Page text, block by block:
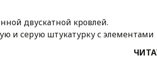
двускатной кровлей.
и серую штукатурку с элементами